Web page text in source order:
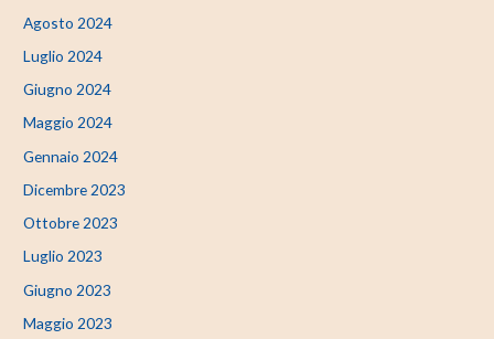
Agosto 2024
Luglio 2024
Giugno 2024
Maggio 2024
Gennaio 2024
Dicembre 2023
Ottobre 2023
Luglio 2023
Giugno 2023
Maggio 2023